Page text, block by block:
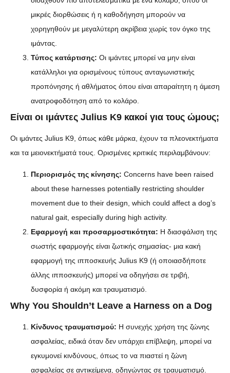
μικρές διορθώσεις ή η καθοδήγηση μπορούν να
χορηγηθούν με μεγαλύτερη ακρίβεια χωρίς τον όγκο της
ιμάντας.
Τύπος κατάρτισης: Οι ιμάντες μπορεί να μην είναι
κατάλληλοι για ορισμένους τύπους ανταγωνιστικής
προπόνησης ή αθλήματος όπου είναι απαραίτητη η άμεση
ανατροφοδότηση από το κολάρο.
Είναι οι ιμάντες Julius K9 κακοί για τους ώμους;
Οι ιμάντες Julius K9, όπως κάθε μάρκα, έχουν τα πλεονεκτήματα
και τα μειονεκτήματά τους. Ορισμένες κριτικές περιλαμβάνουν:
Περιορισμός της κίνησης: Concerns have been raised
about these harnesses potentially restricting shoulder
movement due to their design, which could affect a dog’s
natural gait, especially during high activity.
Εφαρμογή και προσαρμοστικότητα: Η διασφάλιση της
σωστής εφαρμογής είναι ζωτικής σημασίας- μια κακή
εφαρμογή της ιπποσκευής Julius K9 (ή οποιασδήποτε
άλλης ιπποσκευής) μπορεί να οδηγήσει σε τριβή,
δυσφορία ή ακόμη και τραυματισμό.
Why You Shouldn’t Leave a Harness on a Dog
Κίνδυνος τραυματισμού: Η συνεχής χρήση της ζώνης
ασφαλείας, ειδικά όταν δεν υπάρχει επίβλεψη, μπορεί να
εγκυμονεί κινδύνους, όπως το να πιαστεί η ζώνη
ασφαλείας σε αντικείμενα, οδηγώντας σε τραυματισμό.